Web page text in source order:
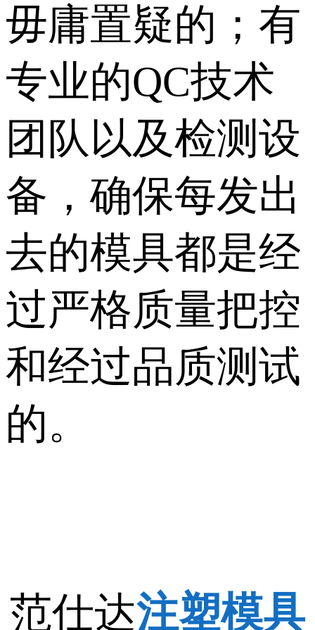
毋庸置疑的；有
专业的QC技术
团队以及检测设
备，确保每发出
去的模具都是经
过严格质量把控
和经过品质测试
的。
范仕达注塑模具